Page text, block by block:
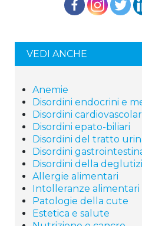
VEDI ANCHE
Anemie
Disordini endocrini e
Disordini
Disordini epato-biliari
Disordini del tratto
Disordini
Disordini della
Allergie alimentari
Intolleranze alimentari
Patologie della cute
Estetica e salute